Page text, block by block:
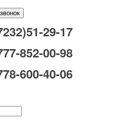
29-17
852-00-98
600-40-06